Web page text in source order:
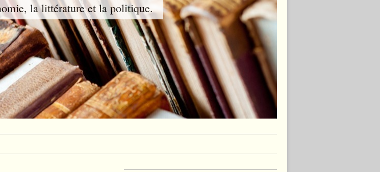
la littérature et la politique.